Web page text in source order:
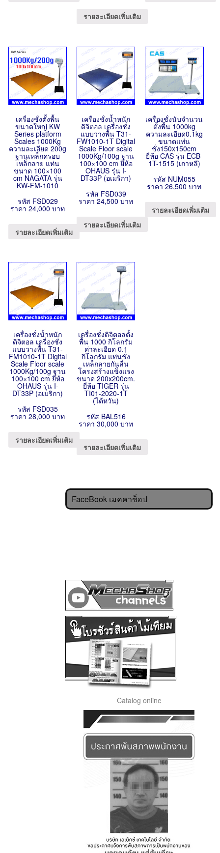
รายละเอียดเพิ่มเติม
เครื่องชั่งตั้งพื้น
ขนาดใหญ่ KW
Series platform
Scales 1000Kg
ความละเอียด 200g
ฐานเหล็กครอบ
เหล็กลาย แท่น
ขนาด 100×100
cm NAGATA รุ่น
KW-FM-1010
รหัส FSD029
ราคา 24,000 บาท
รายละเอียดเพิ่มเติม
เครื่องชั่งน้ำหนัก
ดิจิตอล เครื่องชั่ง
แบบวางพื้น T31-
FW1010-1T Digital
Scale Floor scale
1000Kg/100g ฐาน
100×100 cm ยี่ห้อ
OHAUS รุ่น I-
DT33P (อเมริกา)
รหัส FSD039
ราคา 24,500 บาท
รายละเอียดเพิ่มเติม
เครื่องชั่งนับจำนวน
ตั้งพื้น 1000kg
ความละเอียด0.1kg
ขนาดแท่น
ชั่ง150x150cm
ยี่ห้อ CAS รุ่น ECB-
1T-1515 (เกาหลี)
รหัส NUM055
ราคา 26,500 บาท
รายละเอียดเพิ่มเติม
เครื่องชั่งน้ำหนัก
ดิจิตอล เครื่องชั่ง
แบบวางพื้น T31-
FM1010-1T Digital
Scale Floor scale
1000Kg/100g ฐาน
100×100 cm ยี่ห้อ
OHAUS รุ่น I-
DT33P (อเมริกา)
รหัส FSD035
ราคา 28,000 บาท
รายละเอียดเพิ่มเติม
เครื่องชั่งดิจิตอลตั้ง
พื้น 1000 กิโลกรัม
ค่าละเอียด 0.1
กิโลกรัม แท่นชั่ง
เหล็กลายกันลื่น
โครงสร้างแข็งแรง
ขนาด 200x200cm.
ยี่ห้อ TIGER รุ่น
TI01-2020-1T
(ไต้หวัน)
รหัส BAL516
ราคา 30,000 บาท
รายละเอียดเพิ่มเติม
FaceBook เมคคาช็อป
Catalog online